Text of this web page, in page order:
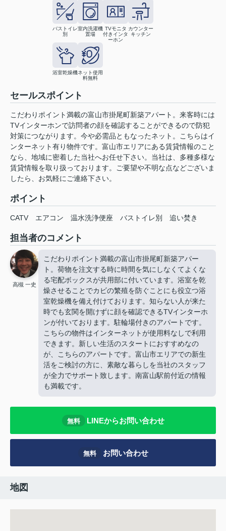
バストイレ
別
室内洗濯機
置場
TVモニタ
付きインタ
ーホン
カウンター
キッチン
浴室乾燥機ネット使用
料無料
セールスポイント
こだわりポイント満載の富山市掛尾町新築アパート。来客時には
TVインターホンで訪問者の顔を確認することができるので防犯
対策につながります。今や必需品ともなったネット。こちらはイ
ンターネット有り物件です。富山市エリアにある賃貸情報のこと
なら、地域に密着した当社へお任せ下さい。当社は、多種多様な
賃貸情報を取り扱っております。ご要望や不明な点などございま
したら、お気軽にご連絡下さい。
ポイント
CATV エアコン 温水洗浄便座 バストイレ別 追い焚き
担当者のコメント
高槻 一史
こだわりポイント満載の富山市掛尾町新築アパー
ト。荷物を注文する時に時間を気にしなくてよくな
る宅配ボックスが共用部に付いています。浴室を乾
燥させることでカビの繁殖を防ぐことにも役立つ浴
室乾燥機を備え付けております。知らない人が来た
時でも玄関を開けずに顔を確認できるTVインターホ
ンが付いております。駐輪場付きのアパートです。
こちらの物件はインターネットが使用料なしで利用
できます。新しい生活のスタートにおすすめなの
が、こちらのアパートです。富山市エリアでの新生
活をご検討の方に、素敵な暮らしを当社のスタッフ
が全力でサポート致します。南富山駅前付近の情報
も満載です。
無料 LINEからお問い合わせ
無料 お問い合わせ
地図